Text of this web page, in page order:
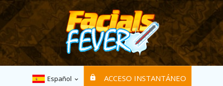
Español ACCESO INSTANTÁNEO